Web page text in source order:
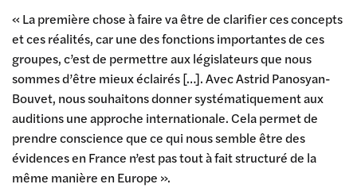
« La première chose à faire va être de clarifier ces concepts
et ces réalités, car une des fonctions importantes de ces
groupes, c’est de permettre aux législateurs que nous
sommes d’être mieux éclairés […]. Avec Astrid Panosyan-
Bouvet, nous souhaitons donner systématiquement aux
auditions une approche internationale. Cela permet de
prendre conscience que ce qui nous semble être des
évidences en France n’est pas tout à fait structuré de la
même manière en Europe ».